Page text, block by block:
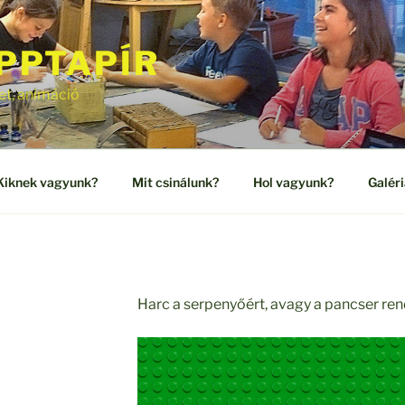
animáció
vagyunk? Mit csinálunk? Hol vagyunk?
Harc a serpenyőért, avagy a pancser